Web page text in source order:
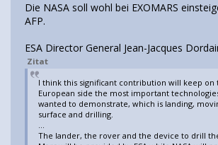
Die NASA soll wohl bei EXOMARS
AFP.
ESA Director General Jean-Jacques
Zitat
I think this significant contribution will keep on
European side the most important
wanted to demonstrate, which is landing,
surface and drilling.
...
The lander, the rover and the device to drill